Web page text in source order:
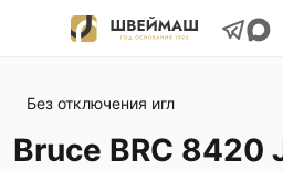
Без отключения игл
Bruce BRC 8420